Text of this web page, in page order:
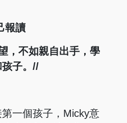
報讀
，不如親自出手，學
子。//
一個孩子，Micky意